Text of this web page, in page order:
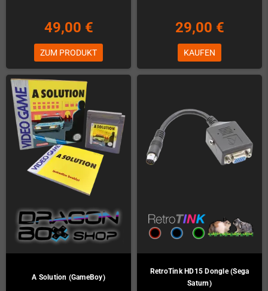
49,00 €
ZUM PRODUKT
29,00 €
KAUFEN
A Solution (GameBoy)
RetroTink HD15 Dongle (Sega
Saturn)